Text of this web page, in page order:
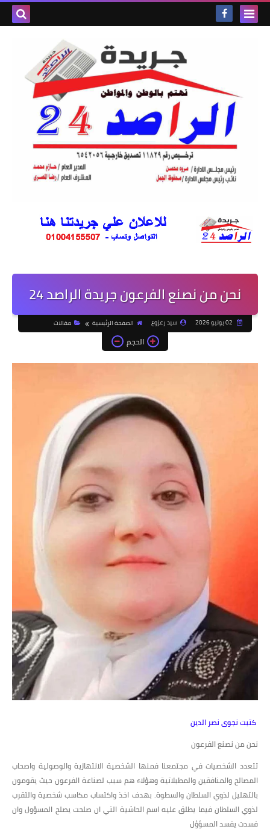
نحن من نصنع الفرعون جريدة الراصد 24
سيد زعزوع الصفحة الرئيسية مقالات
الحجم
كتبت نجوى نصر الدين
نحن من نصنع الفرعون
تتعدد الشخصيات في مجتمعنا فمنها الشخصية الانتهازية والوصولية واصحاب
المصالح والمنافقين والمطبلاتية وهؤلاء هم سبب لصناعة الفرعون حيث يقومون
بالتهليل لذوي السلطان والسطوة. بهدف اخذ واكتساب مكاسب شخصية والتقرب
لذوي السلطان فيما يطلق عليه اسم الحاشية التي ان صلحت يصلح المسؤول وان
فسدت يفسد المسؤؤل